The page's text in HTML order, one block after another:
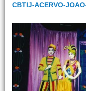
CBTIJ-ACERVO-